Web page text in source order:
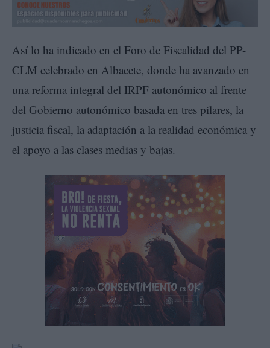
Así lo ha indicado en el Foro de Fiscalidad del PP-
CLM celebrado en Albacete, donde ha avanzado en
una reforma integral del IRPF autonómico al frente
del Gobierno autonómico basada en tres pilares, la
justicia fiscal, la adaptación a la realidad económica y
el apoyo a las clases medias y bajas.